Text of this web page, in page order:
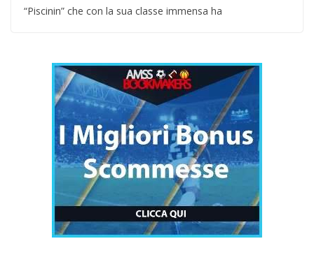
“Piscinin” che con la sua classe immensa ha